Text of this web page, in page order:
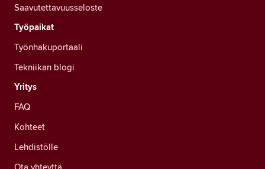
Saavutettavuusseloste
Työpaikat
Työnhakuportaali
Tekniikan blogi
Yritys
FAQ
Kohteet
Lehdistölle